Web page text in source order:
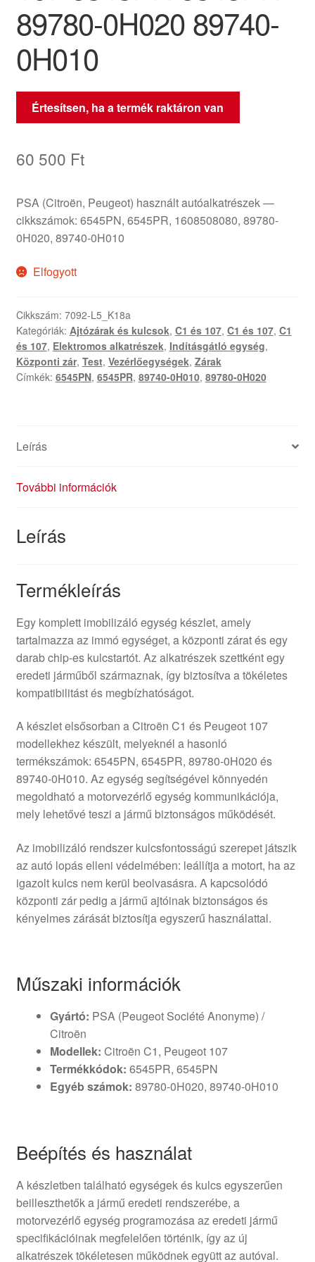
89780-0H020 89740-
0H010
Értesítsen, ha a termék raktáron van
60 500 Ft
PSA (Citroën, Peugeot) használt autóalkatrészek —
cikkszámok: 6545PN, 6545PR, 1608508080, 89780-
0H020, 89740-0H010
Elfogyott
Cikkszám: 7092-L5_K18a
Kategóriák: Ajtózárak és kulcsok, C1 és 107, C1 és 107, C1
és 107, Elektromos alkatrészek, Indításgátló egység,
Központi zár, Test, Vezérlőegységek, Zárak
Címkék: 6545PN, 6545PR, 89740-0H010, 89780-0H020
Leírás
További információk
Leírás
Termékleírás
Egy komplett imobilizáló egység készlet, amely
tartalmazza az immó egységet, a központi zárat és egy
darab chip-es kulcstartót. Az alkatrészek szettként egy
eredeti járműből származnak, így biztosítva a tökéletes
kompatibilitást és megbízhatóságot.
A készlet elsősorban a Citroën C1 és Peugeot 107
modellekhez készült, melyeknél a hasonló
termékszámok: 6545PN, 6545PR, 89780-0H020 és
89740-0H010. Az egység segítségével könnyedén
megoldható a motorvezérlő egység kommunikációja,
mely lehetővé teszi a jármű biztonságos működését.
Az imobilizáló rendszer kulcsfontosságú szerepet játszik
az autó lopás elleni védelmében: leállítja a motort, ha az
igazolt kulcs nem kerül beolvasásra. A kapcsolódó
központi zár pedig a jármű ajtóinak biztonságos és
kényelmes zárását biztosítja egyszerű használattal.
Műszaki információk
Gyártó: PSA (Peugeot Société Anonyme) /
Citroën
Modellek: Citroën C1, Peugeot 107
Termékkódok: 6545PR, 6545PN
Egyéb számok: 89780-0H020, 89740-0H010
Beépítés és használat
A készletben található egységek és kulcs egyszerűen
beilleszthetők a jármű eredeti rendszerébe, a
motorvezérlő egység programozása az eredeti jármű
specifikációinak megfelelően történik, így az új
alkatrészek tökéletesen működnek együtt az autóval.